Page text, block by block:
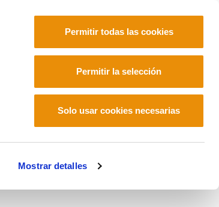
Mostrar detalles
Permitir todas las cookies
Permitir la selección
Solo usar cookies necesarias